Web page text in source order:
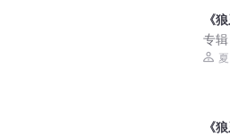
《
专辑
文
《